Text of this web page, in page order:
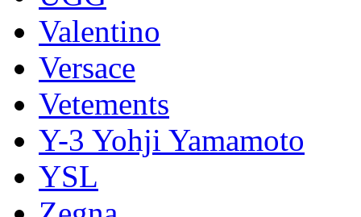
Valentino
Versace
Vetements
Y-3 Yohji Yamamoto
YSL